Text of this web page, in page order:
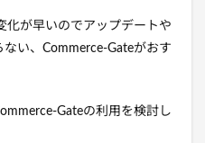
化が早いのでアップデートや
い、Commerce-Gateがおす
Gateの利用を検討し